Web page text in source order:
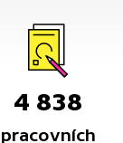
4 838
pracovních